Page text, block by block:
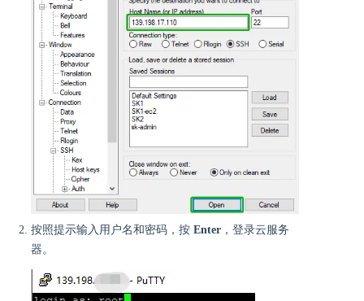
按照提示输入用户名和密码，按 Enter ，登录云服务
器。